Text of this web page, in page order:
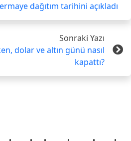
dağıtım tarihini açıkladı
Sonraki Yazı
dolar ve altın günü nasıl
kapattı?